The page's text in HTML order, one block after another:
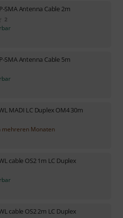
SMA Antenna Cable 2m
2
SMA Antenna Cable 5m
MADI LC Duplex OM4 30m
mehreren Monaten
cable OS2 1m LC Duplex
cable OS2 2m LC Duplex